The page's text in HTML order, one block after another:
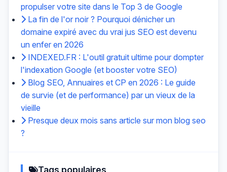
propulser votre site dans le Top 3 de Google
La fin de l'or noir ? Pourquoi dénicher un
domaine expiré avec du vrai jus SEO est devenu
un enfer en 2026
INDEXED.FR : L'outil gratuit ultime pour dompter
l'indexation Google (et booster votre SEO)
Blog SEO, Annuaires et CP en 2026 : Le guide
de survie (et de performance) par un vieux de la
vieille
Presque deux mois sans article sur mon blog seo
?
Tags populaires